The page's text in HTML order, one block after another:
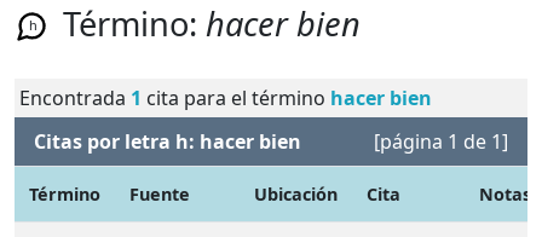
h Término: hacer bien
Encontrada 1 cita para el término hacer bien
Citas por letra h: hacer bien
[página 1 de 1]
Término Fuente Ubicación Cita Notas